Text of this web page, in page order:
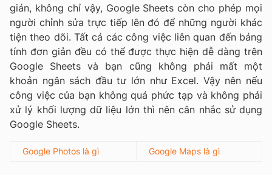
giản, không chỉ vậy, Google Sheets còn cho phép mọi
người chỉnh sửa trực tiếp lên đó để những người khác
tiện theo dõi. Tất cả các công việc liên quan đến bảng
tính đơn giản đều có thể được thực hiện dễ dàng trên
Google Sheets và bạn cũng không phải mất một
khoản ngân sách đầu tư lớn như Excel. Vậy nên nếu
công việc của bạn không quá phức tạp và không phải
xử lý khối lượng dữ liệu lớn thì nên cân nhắc sử dụng
Google Sheets.
Google Photos là gì Google Maps là gì